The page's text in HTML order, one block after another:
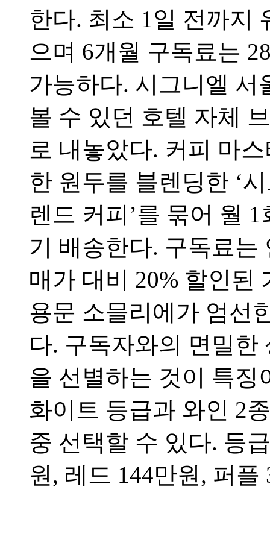
한다. 최소 1일 전까지
으며 6개월 구독료는
가능하다. 시그니엘 서
볼 수 있던 호텔 자체
로 내놓았다. 커피 마
한 원두를 블렌딩한 ‘
렌드 커피’를 묶어 월
기 배송한다. 구독료는
매가 대비 20% 할인된
용문 소믈리에가 엄선
다. 구독자와의 면밀한
을 선별하는 것이 특징
화이트 등급과 와인 2
중 선택할 수 있다. 등
원, 레드 144만원, 퍼플